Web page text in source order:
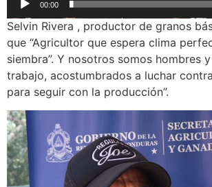
00:00
Selvin Rivera , productor de granos
que “Agricultor que espera clima
siembra”. Y nosotros somos hombres
trabajo, acostumbrados a luchar
para seguir con la producción”.